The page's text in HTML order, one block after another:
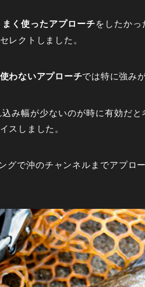
く使ったアプローチをしたか
レクトしました。
わないアプローチでは特に強み
み幅が少ないのが時に有効だ
スしました。
グで沖のチャンネルまでアプロ